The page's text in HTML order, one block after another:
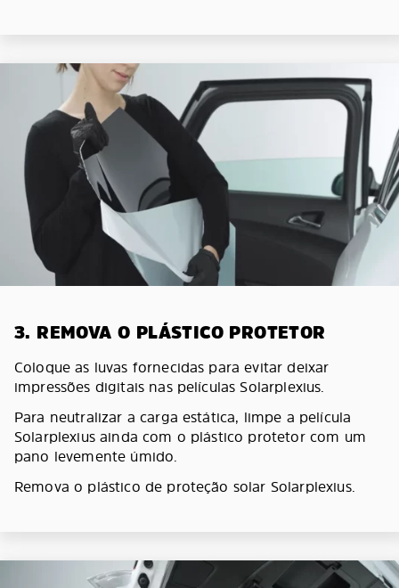
3. REMOVA O PLÁSTICO PROTETOR
Coloque as luvas fornecidas para evitar deixar
impressões digitais nas películas Solarplexius.
Para neutralizar a carga estática, limpe a película
Solarplexius ainda com o plástico protetor com um
pano levemente úmido.
Remova o plástico de proteção solar Solarplexius.